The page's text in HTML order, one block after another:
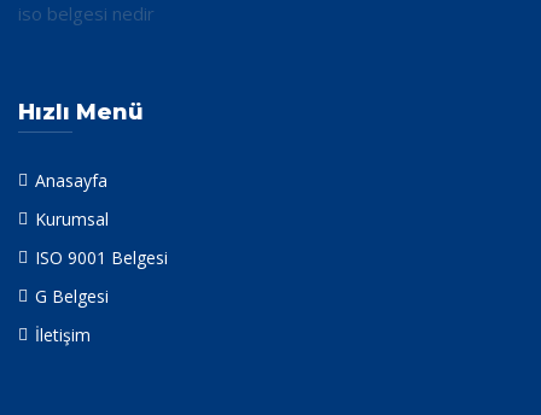
iso belgesi nedir
Hızlı Menü
Anasayfa
Kurumsal
ISO 9001 Belgesi
G Belgesi
İletişim